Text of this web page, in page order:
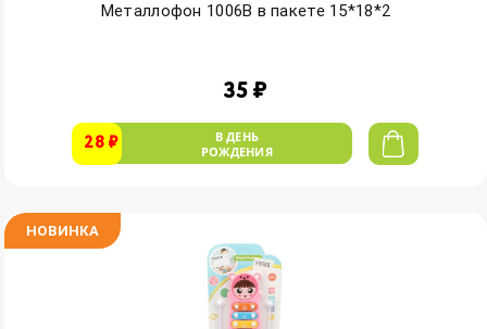
Металлофон 1006B в пакете 15*18*2
35 ₽
28 ₽
В ДЕНЬ
РОЖДЕНИЯ
НОВИНКА